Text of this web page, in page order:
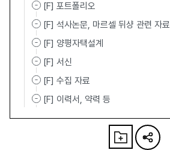
[F] 포트폴리오
[F] 석사논문, 마르셀 뒤샹 관련 자료
[F] 양평자택설계
[F] 서신
[F] 수집 자료
[F] 이력서, 약력 등